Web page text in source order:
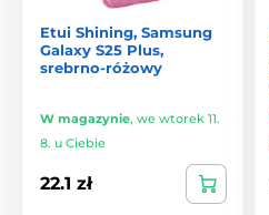
Etui Shining, Samsung
Galaxy S25 Plus,
srebrno-różowy
W magazynie, we wtorek 11.
8. u Ciebie
22.1 zł